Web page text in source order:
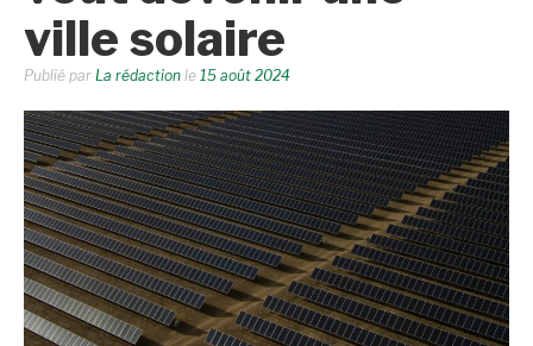
ville solaire
Publié par La rédaction le 15 août 2024